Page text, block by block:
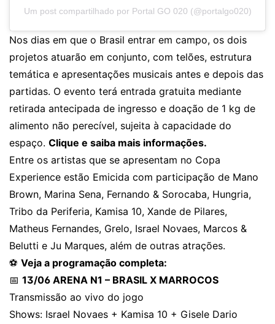
Um post compartilhado por Portal GO 020 (@portalgo020)
Nos dias em que o Brasil entrar em campo, os dois
projetos atuarão em conjunto, com telões, estrutura
temática e apresentações musicais antes e depois das
partidas. O evento terá entrada gratuita mediante
retirada antecipada de ingresso e doação de 1 kg de
alimento não perecível, sujeita à capacidade do
espaço. Clique e saiba mais informações.
Entre os artistas que se apresentam no Copa
Experience estão Emicida com participação de Mano
Brown, Marina Sena, Fernando & Sorocaba, Hungria,
Tribo da Periferia, Kamisa 10, Xande de Pilares,
Matheus Fernandes, Grelo, Israel Novaes, Marcos &
Belutti e Ju Marques, além de outras atrações.
⚽ Veja a programação completa:
📅 13/06 ARENA N1 – BRASIL X MARROCOS
Transmissão ao vivo do jogo
Shows: Israel Novaes + Kamisa 10 + Gisele Dario